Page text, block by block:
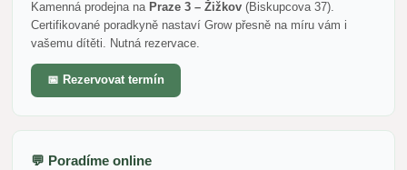
Kamenná prodejna na Praze 3 – Žižkov (Biskupcova 37).
Certifikované poradkyně nastaví Grow přesně na míru vám i
vašemu dítěti. Nutná rezervace.
📅 Rezervovat termín
💬 Poradíme online